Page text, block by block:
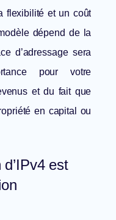
flexibilité et un coût
dépend de la
d’adressage sera
pour votre
et du fait que
en capital ou
d’IPv4 est